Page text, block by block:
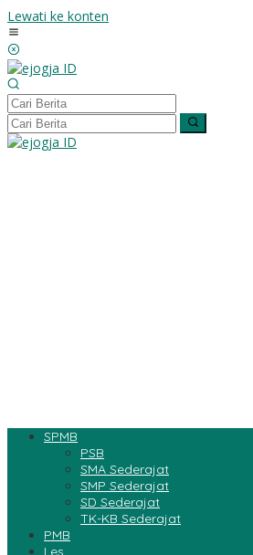
Lewati ke konten
SPMB
PSB
SMA Sederajat
SMP Sederajat
SD Sederajat
TK-KB Sederajat
PMB
Les